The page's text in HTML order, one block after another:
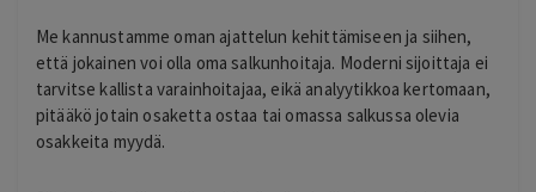
Me kannustamme oman ajattelun kehittämiseen ja siihen,
että jokainen voi olla oma salkunhoitaja. Moderni sijoittaja ei
tarvitse kallista varainhoitajaa, eikä analyytikkoa kertomaan,
pitääkö jotain osaketta ostaa tai omassa salkussa olevia
osakkeita myydä.